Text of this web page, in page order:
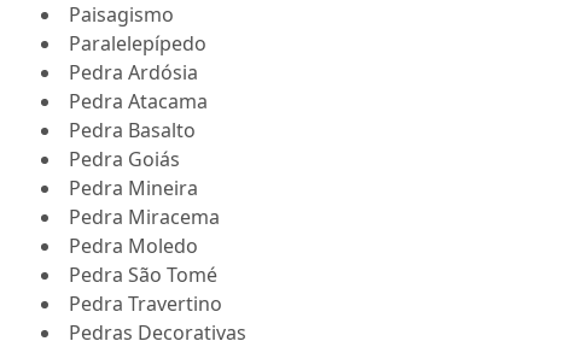
Paisagismo
Paralelepípedo
Pedra Ardósia
Pedra Atacama
Pedra Basalto
Pedra Goiás
Pedra Mineira
Pedra Miracema
Pedra Moledo
Pedra São Tomé
Pedra Travertino
Pedras Decorativas